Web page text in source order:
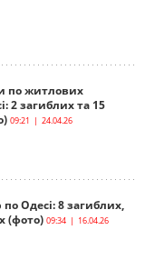
по житлових
2 загиблих та 15
09:21 | 24.04.26
Одесі: 8 загиблих,
(фото) 09:34 | 16.04.26